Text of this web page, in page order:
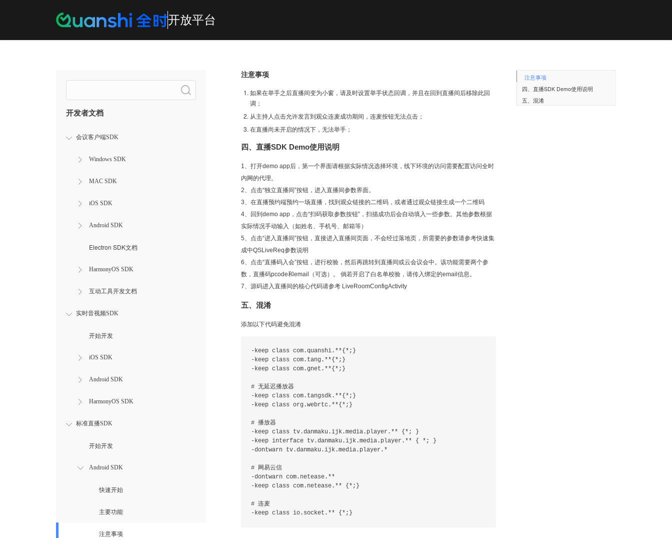
开放平台
开发者文档
会议客户端SDK
Windows SDK
MAC SDK
iOS SDK
Android SDK
Electron SDK文档
HarmonyOS SDK
互动工具开发文档
实时音视频SDK
开始开发
iOS SDK
Android SDK
HarmonyOS SDK
标准直播SDK
开始开发
Android SDK
快速开始
主要功能
注意事项
注意事项
如果在举手之后直播间变为小窗，请及时设置举手状态回调，并且在回到直播间后移除此回
调；
从主持人点击允许发言到观众连麦成功期间，连麦按钮无法点击；
在直播尚未开启的情况下，无法举手；
四、直播SDK Demo使用说明
1、打开demo app后，第一个界面请根据实际情况选择环境，线下环境的访问需要配置访问全时
内网的代理。
2、点击“独立直播间”按钮，进入直播间参数界面。
3、在直播预约端预约一场直播，找到观众链接的二维码，或者通过观众链接生成一个二维码
4、回到demo app，点击“扫码获取参数按钮”，扫描成功后会自动填入一些参数。其他参数根据
实际情况手动输入（如姓名、手机号、邮箱等）
5、点击“进入直播间”按钮，直接进入直播间页面，不会经过落地页，所需要的参数请参考快速集
成中QSLiveReq参数说明
6、点击“直播码入会”按钮，进行校验，然后再跳转到直播间或云会议会中。该功能需要两个参
数，直播码pcode和email（可选）。 倘若开启了白名单校验，请传入绑定的email信息。
7、源码进入直播间的核心代码请参考 LiveRoomConfigActivity
五、混淆
添加以下代码避免混淆
-keep class com.quanshi.**{*;}
-keep class com.tang.**{*;}
-keep class com.gnet.**{*;}
# 无延迟播放器
-keep class com.tangsdk.**{*;}
-keep class org.webrtc.**{*;}
# 播放器
-keep class tv.danmaku.ijk.media.player.** {*; }
-keep interface tv.danmaku.ijk.media.player.** { *; }
-dontwarn tv.danmaku.ijk.media.player.*
# 网易云信
-dontwarn com.netease.**
-keep class com.netease.** {*;}
# 连麦
注意事项
四、直播SDK Demo使用说明
五、混淆